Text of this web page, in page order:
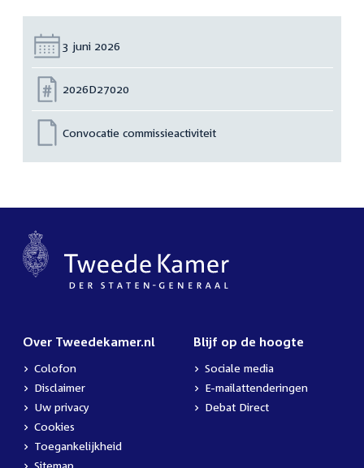
Datum:
3 juni 2026
Nummer:
2026D27020
Convocatie commissieactiviteit
Over Tweedekamer.nl
Colofon
Disclaimer
Uw privacy
Cookies
Toegankelijkheid
Blijf op de hoogte
Sociale media
E-mailattenderingen
Debat Direct